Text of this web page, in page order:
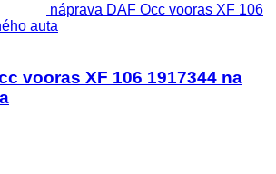
náprava DAF Occ vooras XF 106
auta
vooras XF 106 1917344 na